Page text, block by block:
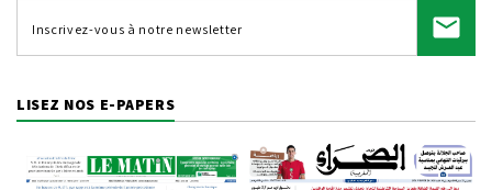
LISEZ NOS E-PAPERS